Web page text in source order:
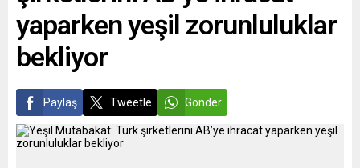
yaparken yeşil zorunluluklar
bekliyor
Paylaş Tweetle Gönder